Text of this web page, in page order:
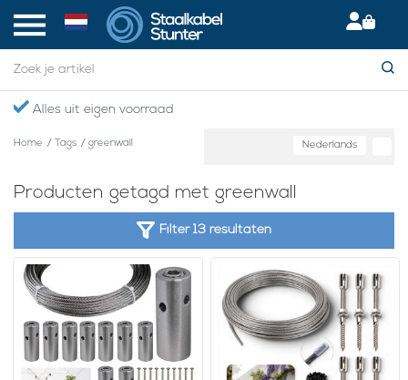
Alles uit eigen voorraad
Home / Tags / greenwall Nederlands
Producten getagd met greenwall
Filter 13 resultaten